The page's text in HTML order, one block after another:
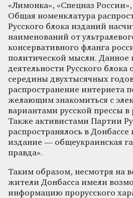
«Лимонка», «Спецназ
Общая номенклатура
Русского блока изданий
наименований от
консервативного фланга
политической мысли. Данное
деятельности Русского блока
середины двухтысячных
распространение интернета
желающим знакомиться с
вариантами русской прессы
Также активистами Партии
распространялось в Донбассе
издание — общеукраинская
правда».
Таким образом, несмотря на
жители Донбасса имели
информацию прорусского